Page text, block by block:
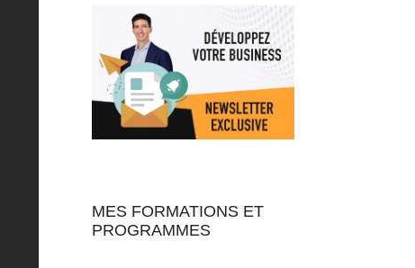
MES FORMATIONS ET
PROGRAMMES